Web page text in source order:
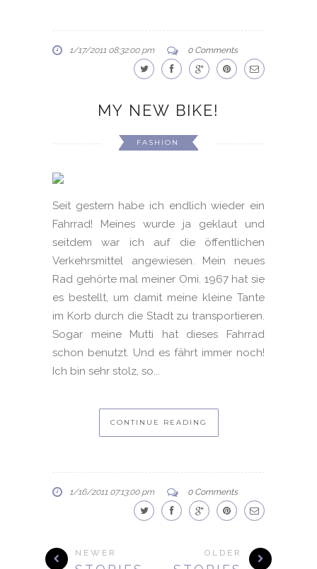
1/17/2011 08:32:00 pm 0 Comments
MY NEW BIKE!
FASHION
Seit gestern habe ich endlich wieder ein
Fahrrad! Meines wurde ja geklaut und
seitdem war ich auf die öffentlichen
Verkehrsmittel angewiesen. Mein neues
Rad gehörte mal meiner Omi. 1967 hat sie
es bestellt, um damit meine kleine Tante
im Korb durch die Stadt zu transportieren.
Sogar meine Mutti hat dieses Fahrrad
schon benutzt. Und es fährt immer noch!
Ich bin sehr stolz, so...
CONTINUE READING
1/16/2011 07:13:00 pm 0 Comments
NEWER OLDER